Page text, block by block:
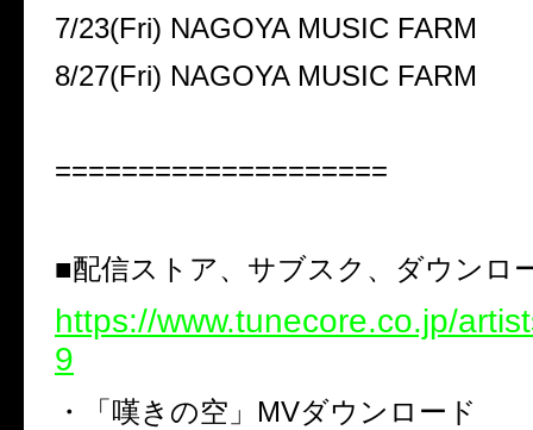
7/23(Fri) NAGOYA MUSIC FARM
8/27(Fri) NAGOYA MUSIC FARM
====================
■配信ストア、サブスク、ダウンロ
https://www.tunecore.co.jp/
9
・「嘆きの空」MVダウンロード